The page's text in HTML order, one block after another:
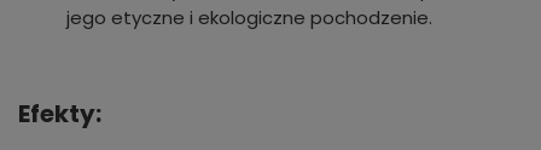
jego etyczne i ekologiczne pochodzenie.
Efekty: